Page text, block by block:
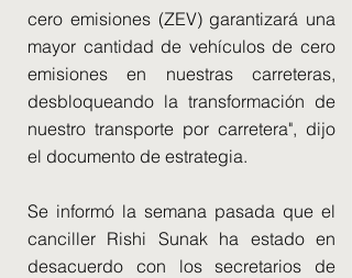
cero emisiones (ZEV) garantizará una
mayor cantidad de vehículos de cero
emisiones en nuestras carreteras,
desbloqueando la transformación de
nuestro transporte por carretera", dijo
el documento de estrategia.
Se informó la semana pasada que el
canciller Rishi Sunak ha estado en
desacuerdo con los secretarios de